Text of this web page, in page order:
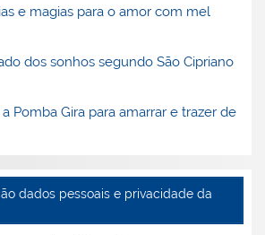
e magias para o amor com mel
dos sonhos segundo São Cipriano
Pomba Gira para amarrar e trazer de
dados pessoais e privacidade da